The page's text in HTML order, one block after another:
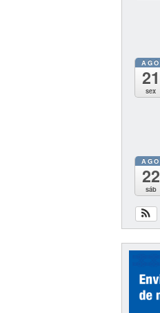
AGO
21
sex
AGO
22
sáb